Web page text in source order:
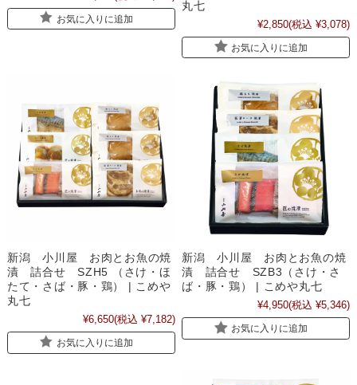
お気に入りに追加
丸七
¥2,850(税込 ¥3,078)
お気に入りに追加
新潟 小川屋 お肉とお魚の焼
漬 詰合せ SZH5 （さけ・ほ
たて・さば・豚・鶏） | こめや
丸七
¥6,650(税込 ¥7,182)
お気に入りに追加
新潟 小川屋 お肉とお魚の焼
漬 詰合せ SZB3（さけ・さ
ば・豚・鶏） | こめや丸七
¥4,950(税込 ¥5,346)
お気に入りに追加